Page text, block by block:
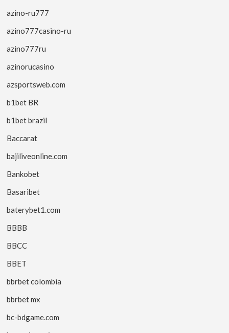
azino-ru777
azino777casino-ru
azino777ru
azinorucasino
azsportsweb.com
b1bet BR
b1bet brazil
Baccarat
bajiliveonline.com
Bankobet
Basaribet
baterybet1.com
BBBB
BBCC
BBET
bbrbet colombia
bbrbet mx
bc-bdgame.com